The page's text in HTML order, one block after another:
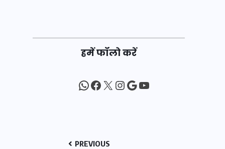
हमें फॉलो करें
WhatsApp
Facebook
X Instagram
Google
YouTube
PREVIOUS